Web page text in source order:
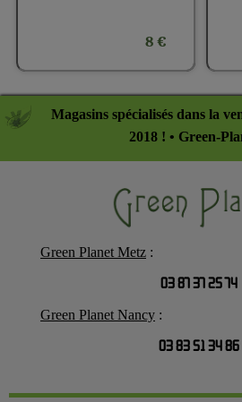
8 €
Magasins spécialisés dans la
2018 ! • Green-
Green Planet Metz :
03 87 37 25 74
Green Planet Nancy :
03 83 51 34 86